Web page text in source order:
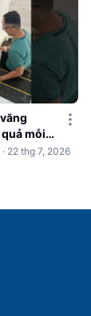
mỗi
22 thg 7, 2026